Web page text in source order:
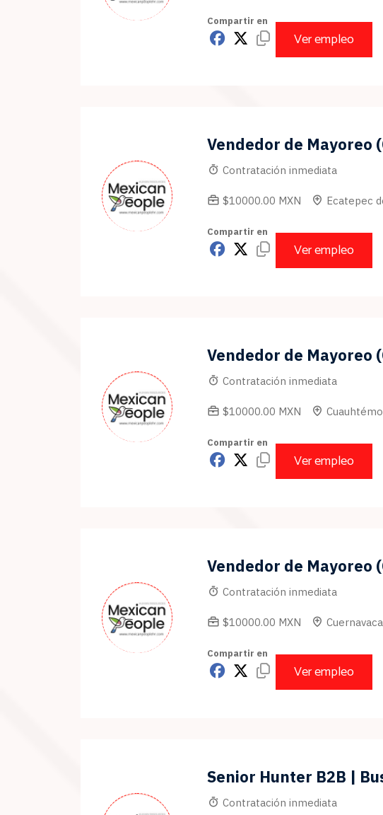
Compartir en
Ver empleo
Vendedor de Mayoreo
Contratación inmediata
$10000.00 MXN Ecatepec
Compartir en
Ver empleo
Vendedor de Mayoreo
Contratación inmediata
$10000.00 MXN
Compartir en
Ver empleo
Vendedor de Mayoreo
Contratación inmediata
$10000.00 MXN Cuernavaca
Compartir en
Ver empleo
Senior Hunter B2B |
Contratación inmediata